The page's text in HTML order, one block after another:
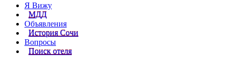
Я Вижу
МДД
Объявления
История Сочи
Вопросы
Поиск отеля